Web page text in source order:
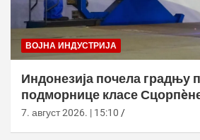
ВОЈНА ИНДУСТРИЈА
Индонезија почела градњу
подморнице класе
7. август 2026. | 15:10